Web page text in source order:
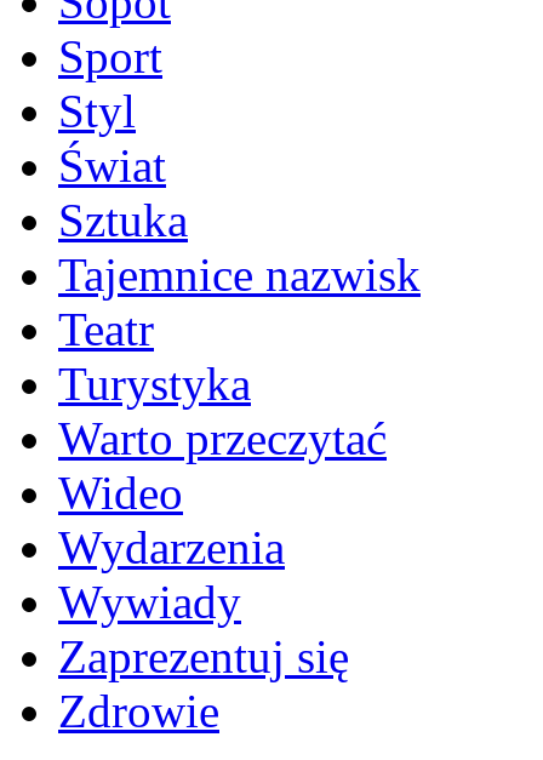
Sport
Styl
Świat
Sztuka
Tajemnice nazwisk
Teatr
Turystyka
Warto przeczytać
Wideo
Wydarzenia
Wywiady
Zaprezentuj się
Zdrowie